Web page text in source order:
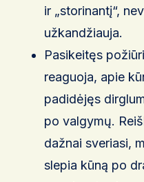
ir „storinantį“,
užkandžiauja.
Pasikeitęs
reaguoja, apie
padidėjęs
po valgymų.
dažnai sveriasi,
slepia kūną po